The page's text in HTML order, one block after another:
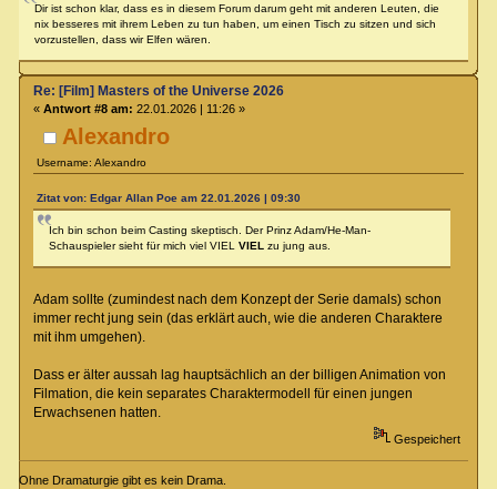
Dir ist schon klar, dass es in diesem Forum darum geht mit anderen Leuten, die
nix besseres mit ihrem Leben zu tun haben, um einen Tisch zu sitzen und sich
vorzustellen, dass wir Elfen wären.
Alexandro
Username: Alexandro
Re: [Film] Masters of the Universe 2026
« Antwort #8 am: 22.01.2026 | 11:26 »
Zitat von: Edgar Allan Poe am 22.01.2026 | 09:30
Ich bin schon beim Casting skeptisch. Der Prinz Adam/He-Man-
Schauspieler sieht für mich viel VIEL VIEL zu jung aus.
Adam sollte (zumindest nach dem Konzept der Serie damals) schon
immer recht jung sein (das erklärt auch, wie die anderen Charaktere
mit ihm umgehen).
Dass er älter aussah lag hauptsächlich an der billigen Animation von
Filmation, die kein separates Charaktermodell für einen jungen
Erwachsenen hatten.
Gespeichert
Ohne Dramaturgie gibt es kein Drama.